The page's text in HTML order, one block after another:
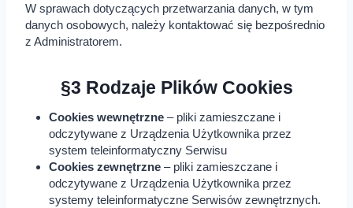
W sprawach dotyczących przetwarzania danych, w tym
danych osobowych, należy kontaktować się bezpośrednio
z Administratorem.
§3 Rodzaje Plików Cookies
Cookies wewnętrzne – pliki zamieszczane i
odczytywane z Urządzenia Użytkownika przez
system teleinformatyczny Serwisu
Cookies zewnętrzne – pliki zamieszczane i
odczytywane z Urządzenia Użytkownika przez
systemy teleinformatyczne Serwisów zewnętrznych.